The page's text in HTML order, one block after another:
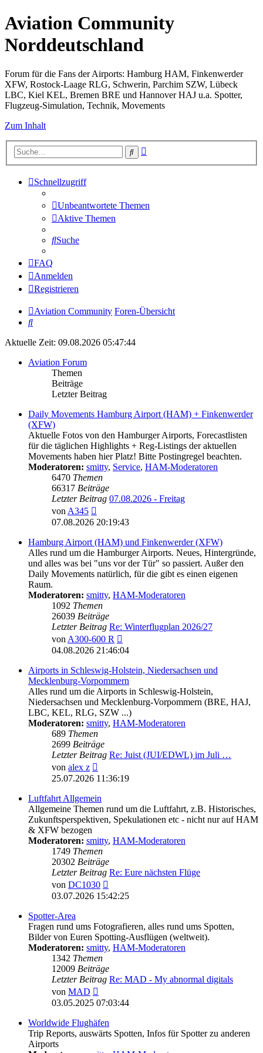
Aviation Community
Norddeutschland
Forum für die Fans der Airports: Hamburg HAM, Finkenwerder
XFW, Rostock-Laage RLG, Schwerin, Parchim SZW, Lübeck
LBC, Kiel KEL, Bremen BRE und Hannover HAJ u.a. Spotter,
Flugzeug-Simulation, Technik, Movements
Zum Inhalt
Suche
Schnellzugriff
Unbeantwortete Themen
Aktive Themen
Suche
FAQ
Anmelden
Registrieren
Aviation Community Foren-Übersicht
Suche
Aktuelle Zeit: 09.08.2026 05:47:44
Aviation Forum
Themen
Beiträge
Letzter Beitrag
Daily Movements Hamburg Airport (HAM) + Finkenwerder
(XFW)
Aktuelle Fotos von den Hamburger Airports, Forecastlisten
für die täglichen Highlights + Reg-Listings der aktuellen
Movements haben hier Platz! Bitte Postingregel beachten.
Moderatoren: smitty, Service, HAM-Moderatoren
6470 Themen
66317 Beiträge
Letzter Beitrag 07.08.2026 - Freitag
vonA345
Beitrag
07.08.2026 20:19:43
Hamburg Airport (HAM) und Finkenwerder (XFW)
Alles rund um die Hamburger Airports. Neues, Hintergründe,
und alles was bei "uns vor der Tür" so passiert. Außer den
Daily Movements natürlich, für die gibt es einen eigenen
Raum.
Moderatoren: smitty, HAM-Moderatoren
1092 Themen
26039 Beiträge
Letzter Beitrag Re: Winterflugplan 2026/27
vonA300-600 R
Beitrag
04.08.2026 21:46:04
Airports in Schleswig-Holstein, Niedersachsen und
Mecklenburg-Vorpommern
Alles rund um die Airports in Schleswig-Holstein,
Niedersachsen und Mecklenburg-Vorpommern (BRE, HAJ,
LBC, KEL, RLG, SZW ...)
Moderatoren: smitty, HAM-Moderatoren
689 Themen
2699 Beiträge
Letzter Beitrag Re: Juist (JUI/EDWL) im Juli …
von alex z
Beitrag
25.07.2026 11:36:19
Luftfahrt Allgemein
Allgemeine Themen rund um die Luftfahrt, z.B. Historisches,
Zukunftsperspektiven, Spekulationen etc - nicht nur auf HAM
& XFW bezogen
Moderatoren: smitty, HAM-Moderatoren
1749 Themen
20302 Beiträge
Letzter Beitrag Re: Eure nächsten Flüge
von DC1030
Beitrag
03.07.2026 15:42:25
Spotter-Area
Fragen rund ums Fotografieren, alles rund ums Spotten,
Bilder von Euren Spotting-Ausflügen (weltweit).
Moderatoren: smitty, HAM-Moderatoren
1342 Themen
12009 Beiträge
Letzter Beitrag Re: MAD - My abnormal digitals
von MAD
Beitrag
03.05.2025 07:03:44
Worldwide Flughäfen
Trip Reports, auswärts Spotten, Infos für Spotter zu anderen
Airports